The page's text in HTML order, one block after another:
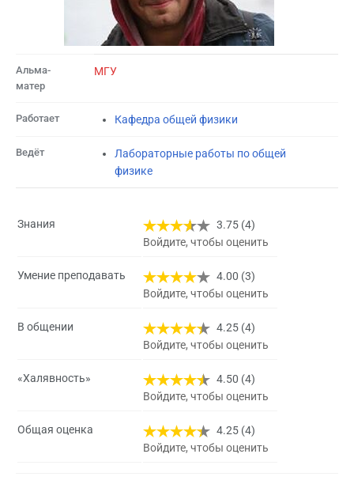
Альма-
матер
МГУ
Работает Кафедра общей физики
Ведёт
Лабораторные работы по общей
физике
Знания
3.75 (4)
Войдите, чтобы оценить
Умение преподавать
4.00 (3)
Войдите, чтобы оценить
В общении
4.25 (4)
Войдите, чтобы оценить
«Халявность»
4.50 (4)
Войдите, чтобы оценить
Общая оценка
4.25 (4)
Войдите, чтобы оценить